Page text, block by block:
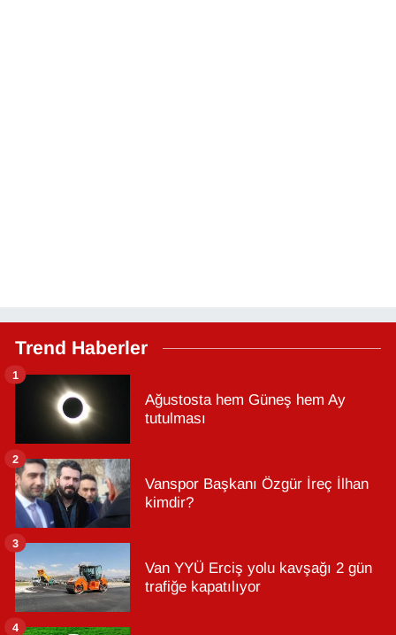
Trend Haberler
Ağustosta hem Güneş hem Ay
tutulması
1
Vanspor Başkanı Özgür İreç İlhan
kimdir?
2
Van YYÜ Erciş yolu kavşağı 2 gün
trafiğe kapatılıyor
3
4